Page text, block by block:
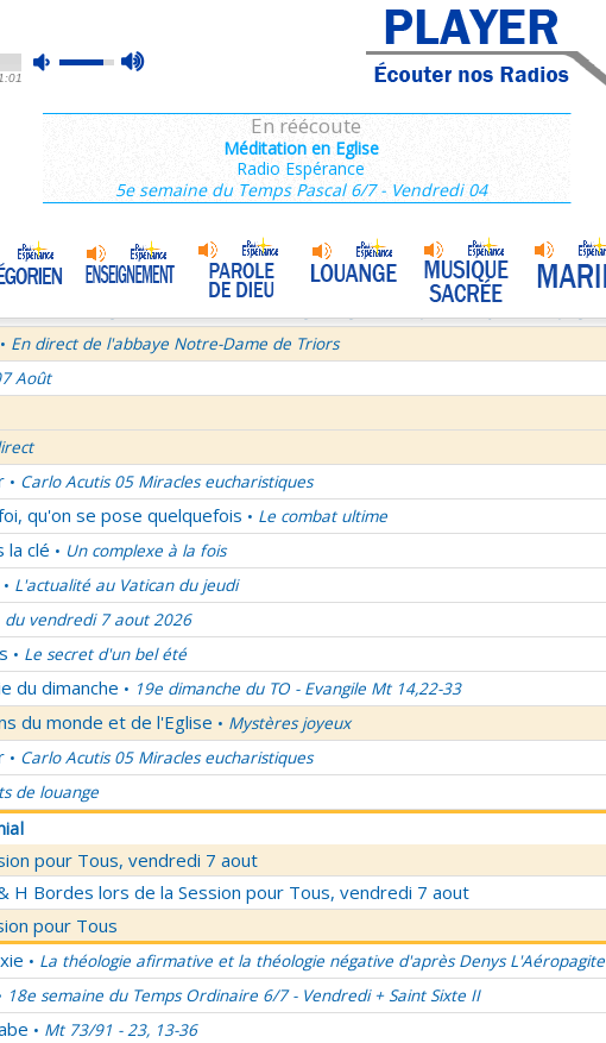
mute
max
En réécoute
Méditation en Eglise
Radio Espérance
5e semaine du Temps Pascal 6/7 - Vendredi 04
de Saint François de Sales 37/106
18e semaine du Temps Ordinaire 6/7 - Vendredi + Saint Sixte II
En direct avec le Père Denis Mertz
Lettre aux Galates
La Transfiguration
et le Judaïsme 05
La théologie afirmative et la théologie négative d'après Denys L'Aéropagite
• En direct de l'abbaye Notre-Dame de Triors
Août
• Carlo Acutis 05 Miracles eucharistiques
qu'on se pose quelquefois • Le combat ultime
la clé • Un complexe à la fois
• L'actualité au Vatican du jeudi
du vendredi 7 aout 2026
• Le secret d'un bel été
du dimanche • 19e dimanche du TO - Evangile Mt 14,22-33
du monde et de l'Eglise • Mystères joyeux
• Carlo Acutis 05 Miracles eucharistiques
de louange
pour Tous, vendredi 7 aout
H Bordes lors de la Session pour Tous, vendredi 7 aout
pour Tous
• La théologie afirmative et la théologie négative d'après Denys L'Aéropagite
18e semaine du Temps Ordinaire 6/7 - Vendredi + Saint Sixte II
• Mt 73/91 - 23, 13-36